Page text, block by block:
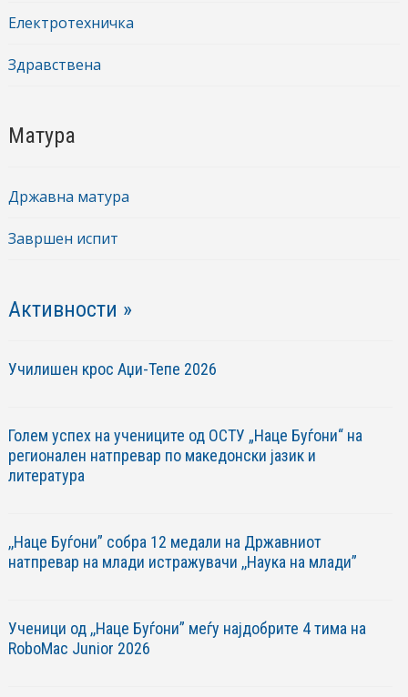
Електротехничка
Здравствена
Матура
Државна матура
Завршен испит
Активности »
Училишен крос Аџи-Тепе 2026
Голем успех на учениците од ОСТУ „Наце Буѓони“ на
регионален натпревар по македонски јазик и
литература
,,Наце Буѓони” собра 12 медали на Државниот
натпревар на млади истражувачи ,,Наука на млади”
Ученици од ,,Наце Буѓони” меѓу најдобрите 4 тима на
RoboМac Junior 2026